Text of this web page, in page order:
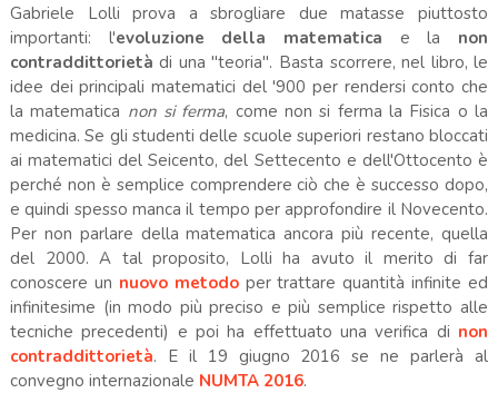
Gabriele Lolli prova a sbrogliare due matasse piuttosto
importanti: l'evoluzione della matematica e la non
contraddittorietà di una "teoria". Basta scorrere, nel libro, le
idee dei principali matematici del '900 per rendersi conto che
la matematica non si ferma, come non si ferma la Fisica o la
medicina. Se gli studenti delle scuole superiori restano bloccati
ai matematici del Seicento, del Settecento e dell'Ottocento è
perché non è semplice comprendere ciò che è successo dopo,
e quindi spesso manca il tempo per approfondire il Novecento.
Per non parlare della matematica ancora più recente, quella
del 2000. A tal proposito, Lolli ha avuto il merito di far
conoscere un nuovo metodoper trattare quantità infinite ed
infinitesime (in modo più preciso e più semplice rispetto alle
tecniche precedenti) e poi ha effettuato una verifica di non
contraddittorietà. E il 19 giugno 2016 se ne parlerà al
convegno internazionale NUMTA 2016.